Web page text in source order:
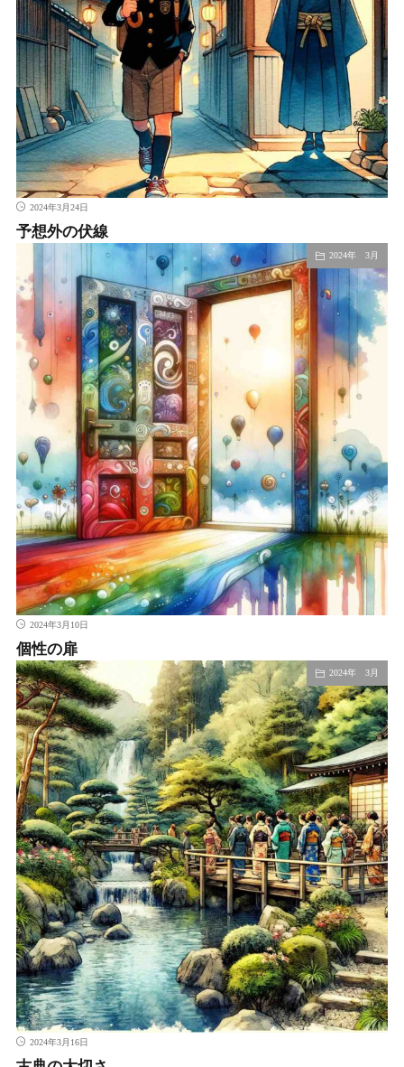
2024年3月24日
予想外の伏線
2024年 3月
2024年3月10日
個性の扉
2024年 3月
2024年3月16日